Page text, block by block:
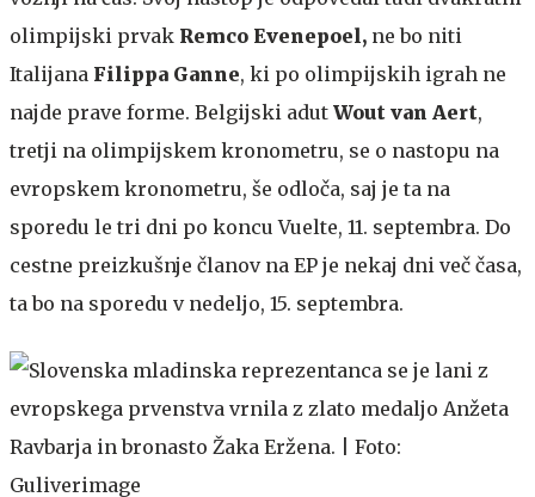
olimpijski prvak Remco Evenepoel, ne bo niti
Italijana Filippa Ganne, ki po olimpijskih igrah ne
najde prave forme. Belgijski adut Wout van Aert,
tretji na olimpijskem kronometru, se o nastopu na
evropskem kronometru, še odloča, saj je ta na
sporedu le tri dni po koncu Vuelte, 11. septembra. Do
cestne preizkušnje članov na EP je nekaj dni več časa,
ta bo na sporedu v nedeljo, 15. septembra.